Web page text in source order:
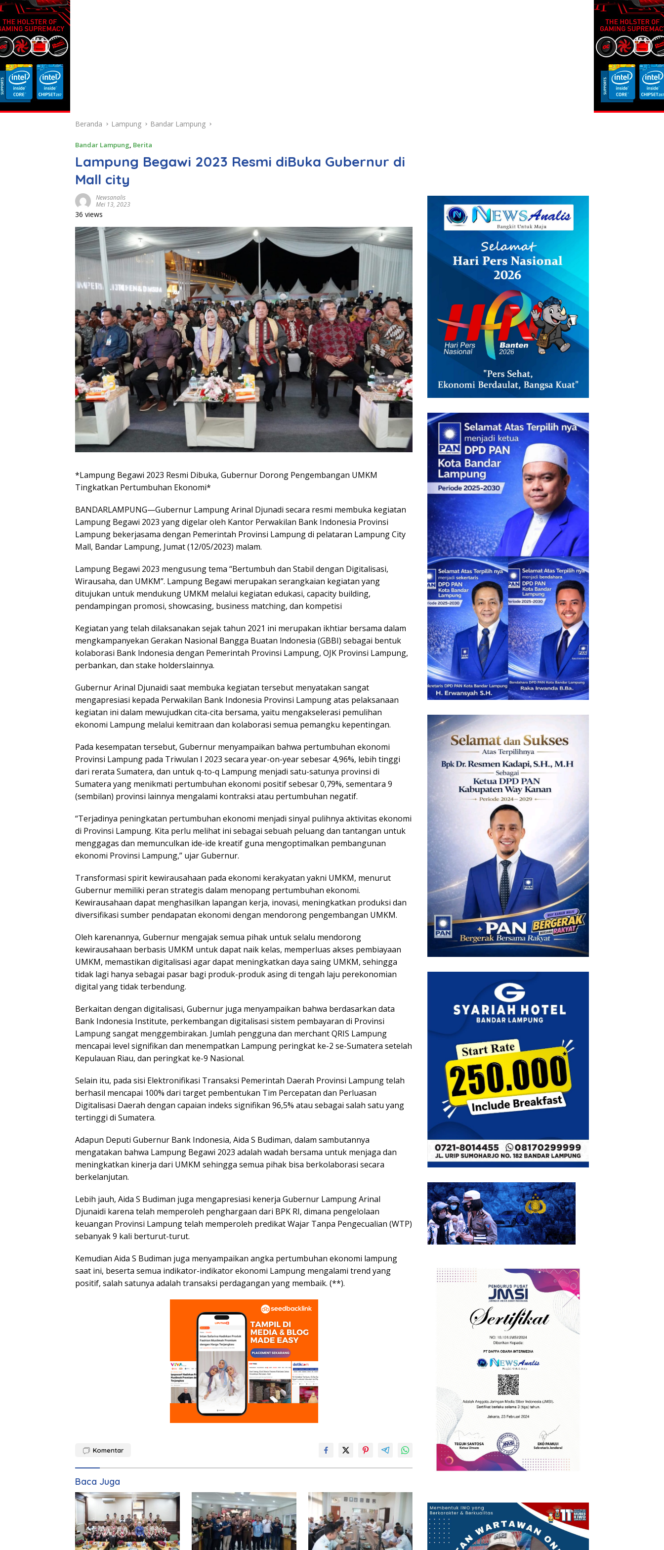
Beranda Lampung Bandar Lampung
Bandar Lampung, Berita
Lampung Begawi 2023 Resmi diBuka Gubernur di
Mall city
Newsanalis
Mei 13, 2023
36 views
*Lampung Begawi 2023 Resmi Dibuka, Gubernur Dorong Pengembangan UMKM
Tingkatkan Pertumbuhan Ekonomi*
BANDARLAMPUNG—Gubernur Lampung Arinal Djunadi secara resmi membuka kegiatan
Lampung Begawi 2023 yang digelar oleh Kantor Perwakilan Bank Indonesia Provinsi
Lampung bekerjasama dengan Pemerintah Provinsi Lampung di pelataran Lampung City
Mall, Bandar Lampung, Jumat (12/05/2023) malam.
Lampung Begawi 2023 mengusung tema “Bertumbuh dan Stabil dengan Digitalisasi,
Wirausaha, dan UMKM”. Lampung Begawi merupakan serangkaian kegiatan yang
ditujukan untuk mendukung UMKM melalui kegiatan edukasi, capacity building,
pendampingan promosi, showcasing, business matching, dan kompetisi
Kegiatan yang telah dilaksanakan sejak tahun 2021 ini merupakan ikhtiar bersama dalam
mengkampanyekan Gerakan Nasional Bangga Buatan lndonesia (GBBI) sebagai bentuk
kolaborasi Bank lndonesia dengan Pemerintah Provinsi Lampung, OJK Provinsi Lampung,
perbankan, dan stake holderslainnya.
Gubernur Arinal Djunaidi saat membuka kegiatan tersebut menyatakan sangat
mengapresiasi kepada Perwakilan Bank Indonesia Provinsi Lampung atas pelaksanaan
kegiatan ini dalam mewujudkan cita-cita bersama, yaitu mengakselerasi pemulihan
ekonomi Lampung melalui kemitraan dan kolaborasi semua pemangku kepentingan.
Pada kesempatan tersebut, Gubernur menyampaikan bahwa pertumbuhan ekonomi
Provinsi Lampung pada Triwulan I 2023 secara year-on-year sebesar 4,96%, lebih tinggi
dari rerata Sumatera, dan untuk q-to-q Lampung menjadi satu-satunya provinsi di
Sumatera yang menikmati pertumbuhan ekonomi positif sebesar 0,79%, sementara 9
(sembilan) provinsi lainnya mengalami kontraksi atau pertumbuhan negatif.
“Terjadinya peningkatan pertumbuhan ekonomi menjadi sinyal pulihnya aktivitas ekonomi
di Provinsi Lampung. Kita perlu melihat ini sebagai sebuah peluang dan tantangan untuk
menggagas dan memunculkan ide-ide kreatif guna mengoptimalkan pembangunan
ekonomi Provinsi Lampung,” ujar Gubernur.
Transformasi spirit kewirausahaan pada ekonomi kerakyatan yakni UMKM, menurut
Gubernur memiliki peran strategis dalam menopang pertumbuhan ekonomi.
Kewirausahaan dapat menghasilkan lapangan kerja, inovasi, meningkatkan produksi dan
diversifikasi sumber pendapatan ekonomi dengan mendorong pengembangan UMKM.
Oleh karenannya, Gubernur mengajak semua pihak untuk selalu mendorong
kewirausahaan berbasis UMKM untuk dapat naik kelas, memperluas akses pembiayaan
UMKM, memastikan digitalisasi agar dapat meningkatkan daya saing UMKM, sehingga
tidak lagi hanya sebagai pasar bagi produk-produk asing di tengah laju perekonomian
digital yang tidak terbendung.
Berkaitan dengan digitalisasi, Gubernur juga menyampaikan bahwa berdasarkan data
Bank Indonesia Institute, perkembangan digitalisasi sistem pembayaran di Provinsi
Lampung sangat menggembirakan. Jumlah pengguna dan merchant QRIS Lampung
mencapai level signifikan dan menempatkan Lampung peringkat ke-2 se-Sumatera setelah
Kepulauan Riau, dan peringkat ke-9 Nasional.
Selain itu, pada sisi Elektronifikasi Transaksi Pemerintah Daerah Provinsi Lampung telah
berhasil mencapai 100% dari target pembentukan Tim Percepatan dan Perluasan
Digitalisasi Daerah dengan capaian indeks signifikan 96,5% atau sebagai salah satu yang
tertinggi di Sumatera.
Adapun Deputi Gubernur Bank Indonesia, Aida S Budiman, dalam sambutannya
mengatakan bahwa Lampung Begawi 2023 adalah wadah bersama untuk menjaga dan
meningkatkan kinerja dari UMKM sehingga semua pihak bisa berkolaborasi secara
berkelanjutan.
Lebih jauh, Aida S Budiman juga mengapresiasi kenerja Gubernur Lampung Arinal
Djunaidi karena telah memperoleh penghargaan dari BPK RI, dimana pengelolaan
keuangan Provinsi Lampung telah memperoleh predikat Wajar Tanpa Pengecualian (WTP)
sebanyak 9 kali berturut-turut.
Kemudian Aida S Budiman juga menyampaikan angka pertumbuhan ekonomi lampung
saat ini, beserta semua indikator-indikator ekonomi Lampung mengalami trend yang
positif, salah satunya adalah transaksi perdagangan yang membaik. (**).
Komentar
Baca Juga